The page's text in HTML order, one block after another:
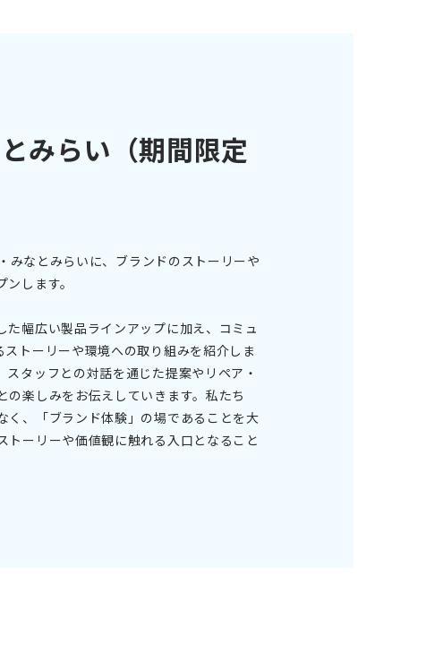
みらい（期間限定
なとみらいに、ブランドのストーリーや
します。
幅広い製品ラインアップに加え、コミュ
トーリーや環境への取り組みを紹介しま
タッフとの対話を通じた提案やリペア・
楽しみをお伝えしていきます。私たち
く、「ブランド体験」の場であることを大
ーリーや価値観に触れる入口となること